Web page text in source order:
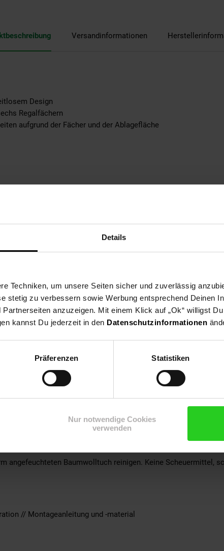
Details
Techniken, um unsere Seiten sicher und zuverlässig
stetig zu verbessern sowie Werbung entsprechend Deinen
anzuzeigen. Mit einem Klick auf „Ok“ willigst
kannst Du jederzeit in den Datenschutzinformationen
Präferenzen Statistiken
Nur notwendige Cookies
verwenden
Versandinformationen
Design
Regalfächern
aufgrund der Fächer und der Ablagefläche
18 x 20 cm
individuell einstellen
Oberfläche dank der Melaminharz-Beschichtung
Stauraum für z. B. Bücher
Stand und schützen Ihren Boden vor Kratzern
seiner Eigenschaften ein idealer Werkstoff um Möbel zu
dabei wasserabweisend und fettfest.
angefeuchteten Baumwolltuch reinigen. Keine Scheuermittel,
// Montageanleitung und -material